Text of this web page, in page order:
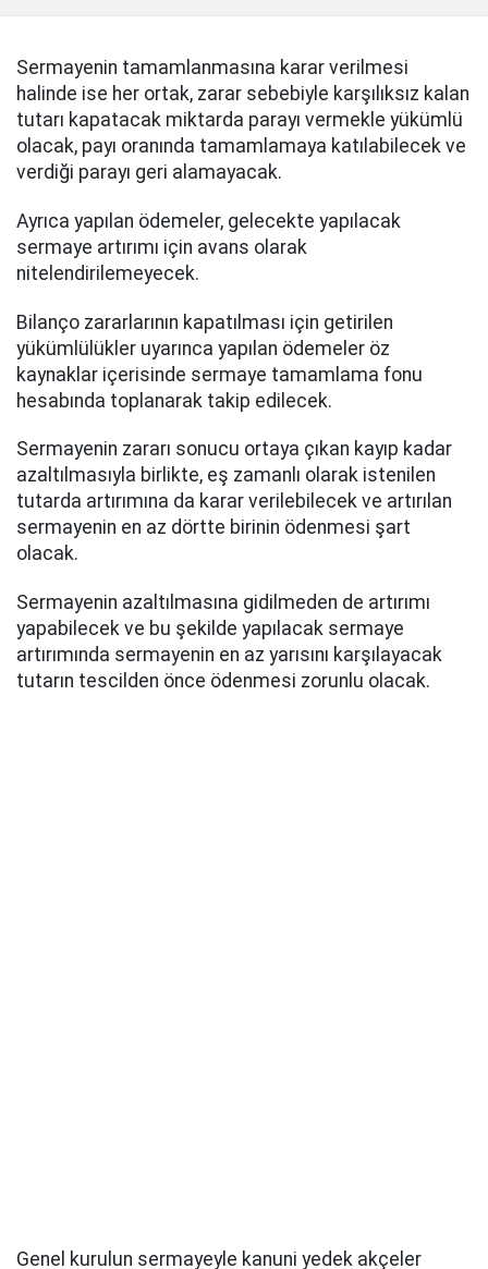
Sermayenin tamamlanmasına karar verilmesi
halinde ise her ortak, zarar sebebiyle karşılıksız kalan
tutarı kapatacak miktarda parayı vermekle yükümlü
olacak, payı oranında tamamlamaya katılabilecek ve
verdiği parayı geri alamayacak.
Ayrıca yapılan ödemeler, gelecekte yapılacak
sermaye artırımı için avans olarak
nitelendirilemeyecek.
Bilanço zararlarının kapatılması için getirilen
yükümlülükler uyarınca yapılan ödemeler öz
kaynaklar içerisinde sermaye tamamlama fonu
hesabında toplanarak takip edilecek.
Sermayenin zararı sonucu ortaya çıkan kayıp kadar
azaltılmasıyla birlikte, eş zamanlı olarak istenilen
tutarda artırımına da karar verilebilecek ve artırılan
sermayenin en az dörtte birinin ödenmesi şart
olacak.
Sermayenin azaltılmasına gidilmeden de artırımı
yapabilecek ve bu şekilde yapılacak sermaye
artırımında sermayenin en az yarısını karşılayacak
tutarın tescilden önce ödenmesi zorunlu olacak.
Genel kurulun sermayeyle kanuni yedek akçeler